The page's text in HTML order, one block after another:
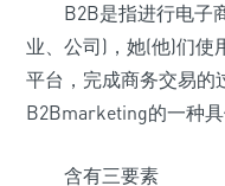
B2B是指进行电子
业、公司)，她(他)们使
平台，完成商务交易的
B2Bmarketing的一种具
含有三要素